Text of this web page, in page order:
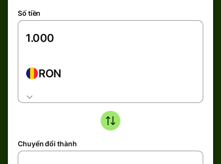
Số tiền
RON
Chuyển đổi thành